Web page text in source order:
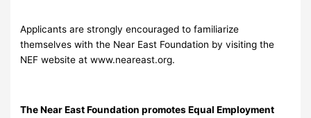
Applicants are strongly encouraged to familiarize
themselves with the Near East Foundation by visiting the
NEF website at www.neareast.org.
The Near East Foundation promotes Equal Employment